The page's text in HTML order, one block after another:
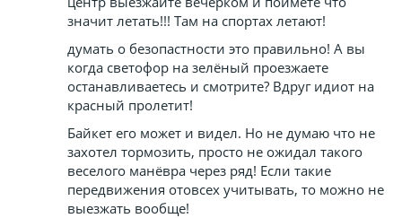
значит летать!!! Там на спортах летают!
думать о безопастности это правильно! А вы
когда светофор на зелёный проезжаете
останавливаетесь и смотрите? Вдруг идиот на
красный пролетит!
Байкет его может и видел. Но не думаю что не
захотел тормозить, просто не ожидал такого
веселого манёвра через ряд! Если такие
передвижения отовсех учитывать, то можно не
выезжать вообще!